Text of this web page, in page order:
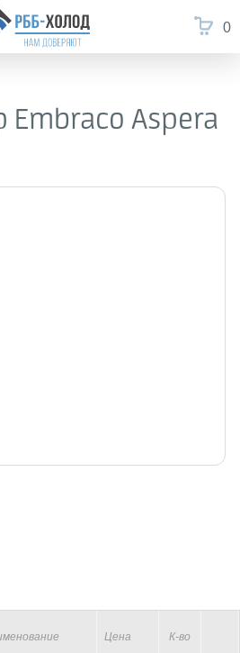
0
Embraco Aspera
Цена К-во